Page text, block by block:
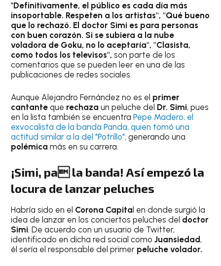
"Definitivamente, el público es cada día más
insoportable. Respeten a los artistas", "Qué bueno
que lo rechazó. El doctor Simi es para personas
con buen corazón. Si se subiera a la nube
voladora de Goku, no lo aceptaría", "Clasista,
como todos los televisos", son parte de los
comentarios que se pueden leer en una de las
publicaciones de redes sociales.
Aunque Alejandro Fernández no es el primer
cantante que rechazaun peluche del Dr. Simi, pues
en la lista también se encuentraPepe Madero, el
exvocalista de la banda Panda, quien tomó una
actitud similar a la del "Potrillo",generando una
polémicamás en su carrera.
¡Simi, pa la banda! Así empezó la
locura de lanzar peluches
Habría sido en el Corona Capita l en donde surgió la
idea de lanzar en los conciertos peluches del doctor
Simi. De acuerdo con un usuario de Twitter,
identificado en dicha red social comoJuansiedad ,
él sería el responsable del primer peluche volador.